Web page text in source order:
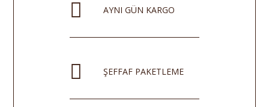
AYNI GÜN KARGO
ŞEFFAF PAKETLEME